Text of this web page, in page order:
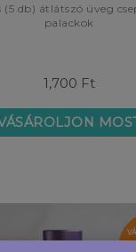
(5 db) átlátszó üveg
palackok
1,700 Ft